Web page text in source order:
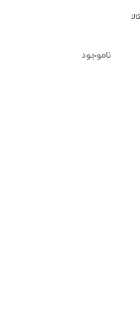
ناموجود